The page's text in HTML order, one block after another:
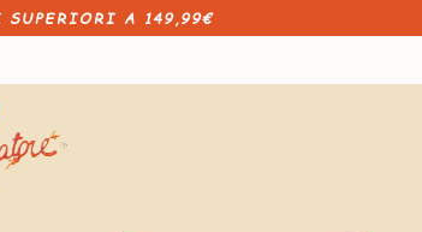
A 149,99€